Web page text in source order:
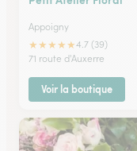
Appoigny
★★★★★4.7 (39)
71 route d'Auxerre
Voir la boutique